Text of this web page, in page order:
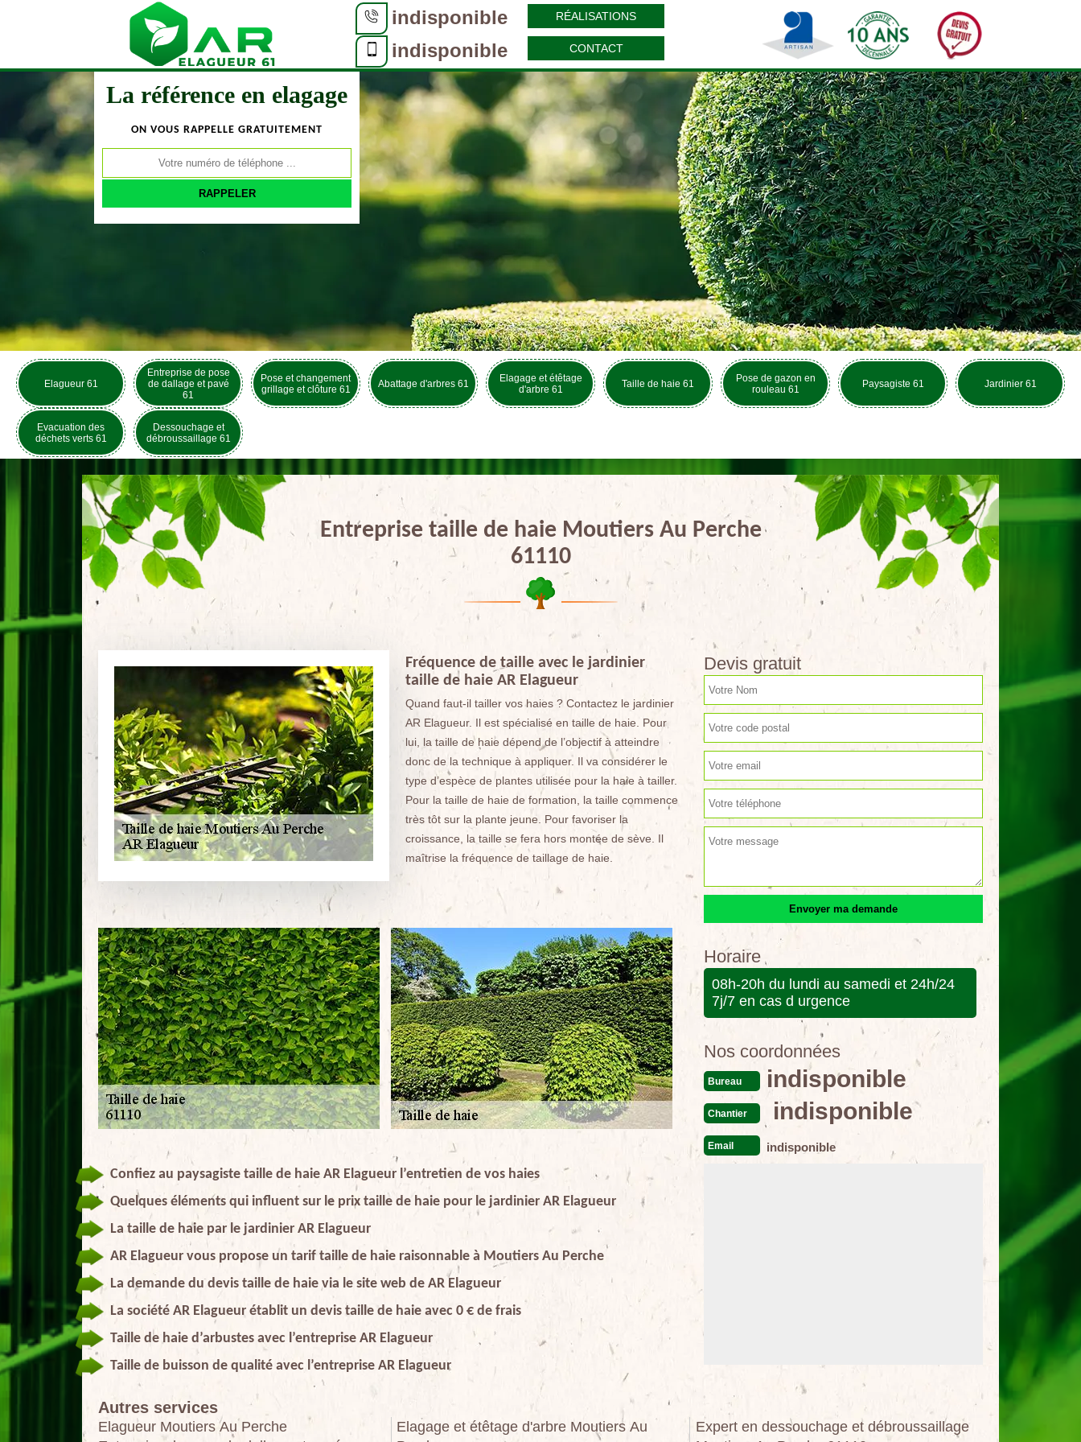
indisponible
indisponible
RÉALISATIONS
CONTACT
La référence en elagage
ON VOUS RAPPELLE GRATUITEMENT
Elagueur 61
Entreprise de pose
de dallage et pavé
61
Pose et changement
grillage et clôture 61
Abattage d'arbres 61
Elagage et étêtage
d'arbre 61
Taille de haie 61
Pose de gazon en
rouleau 61
Paysagiste 61 Jardinier 61
Evacuation des
déchets verts 61
Dessouchage et
débroussaillage 61
Entreprise taille de haie Moutiers Au Perche
61110
Fréquence de taille avec le jardinier
taille de haie AR Elagueur
Quand faut-il tailler vos haies ? Contactez le jardinier
AR Elagueur. Il est spécialisé en taille de haie. Pour
lui, la taille de haie dépend de l’objectif à atteindre
donc de la technique à appliquer. Il va considérer le
type d’espèce de plantes utilisée pour la haie à tailler.
Pour la taille de haie de formation, la taille commence
très tôt sur la plante jeune. Pour favoriser la
croissance, la taille se fera hors montée de sève. Il
maîtrise la fréquence de taillage de haie.
Confiez au paysagiste taille de haie AR Elagueur l’entretien de vos haies
Quelques éléments qui influent sur le prix taille de haie pour le jardinier AR Elagueur
La taille de haie par le jardinier AR Elagueur
AR Elagueur vous propose un tarif taille de haie raisonnable à Moutiers Au Perche
La demande du devis taille de haie via le site web de AR Elagueur
La société AR Elagueur établit un devis taille de haie avec 0 € de frais
Taille de haie d’arbustes avec l’entreprise AR Elagueur
Taille de buisson de qualité avec l’entreprise AR Elagueur
Devis gratuit
Horaire
08h-20h du lundi au samedi et 24h/24
7j/7 en cas d urgence
Nos coordonnées
Bureau indisponible
Chantier indisponible
Email indisponible
Autres services
Elagueur Moutiers Au Perche
Elagage et étêtage d'arbre Moutiers Au
Expert en dessouchage et débroussaillage